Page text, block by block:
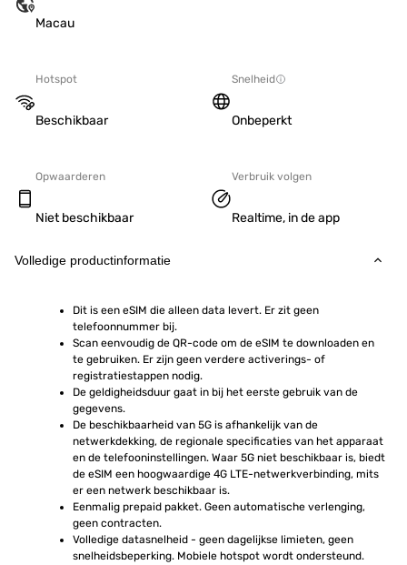
Macau
Hotspot
Beschikbaar
Snelheid
Onbeperkt
Opwaarderen
Niet beschikbaar
Verbruik volgen
Realtime, in de app
Volledige productinformatie
Dit is een eSIM die alleen data levert. Er zit geen
telefoonnummer bij.
Scan eenvoudig de QR-code om de eSIM te downloaden en
te gebruiken. Er zijn geen verdere activerings- of
registratiestappen nodig.
De geldigheidsduur gaat in bij het eerste gebruik van de
gegevens.
De beschikbaarheid van 5G is afhankelijk van de
netwerkdekking, de regionale specificaties van het apparaat
en de telefooninstellingen. Waar 5G niet beschikbaar is, biedt
de eSIM een hoogwaardige 4G LTE-netwerkverbinding, mits
er een netwerk beschikbaar is.
Eenmalig prepaid pakket. Geen automatische verlenging,
geen contracten.
Volledige datasnelheid - geen dagelijkse limieten, geen
snelheidsbeperking. Mobiele hotspot wordt ondersteund.